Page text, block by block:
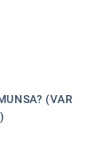
(VAR